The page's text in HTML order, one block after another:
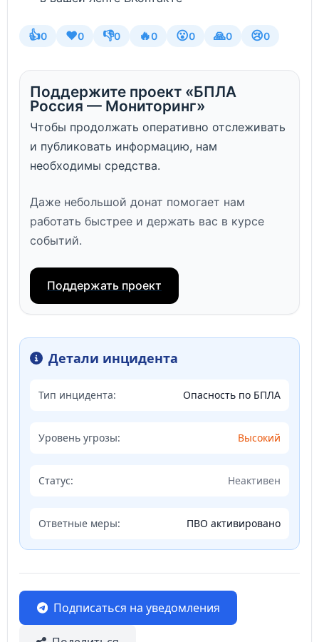
👍0 ❤️0 👎0 🔥0 😮0 🙏0 😢0
Поддержите проект «БПЛА
Россия — Мониторинг»
Чтобы продолжать оперативно отслеживать
и публиковать информацию, нам
необходимы средства.
Даже небольшой донат помогает нам
работать быстрее и держать вас в курсе
событий.
Поддержать проект
Детали инцидента
Тип инцидента: Опасность по БПЛА
Уровень угрозы: Высокий
Статус: Неактивен
Ответные меры: ПВО активировано
Подписаться на уведомления